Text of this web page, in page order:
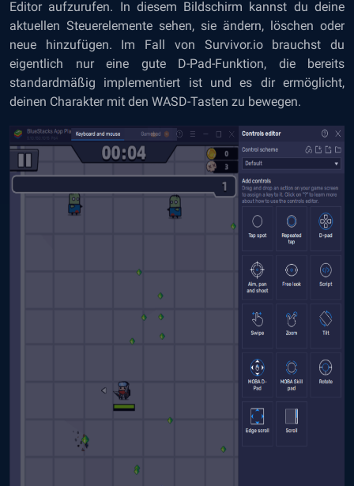
Editor aufzurufen. In diesem Bildschirm kannst du deine
aktuellen Steuerelemente sehen, sie ändern, löschen oder
neue hinzufügen. Im Fall von Survivor.io brauchst du
eigentlich nur eine gute D-Pad-Funktion, die bereits
standardmäßig implementiert ist und es dir ermöglicht,
deinen Charakter mit den WASD-Tasten zu bewegen.